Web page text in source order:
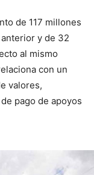
de 117 millones
y de 32
al mismo
con un
valores,
pago de apoyos